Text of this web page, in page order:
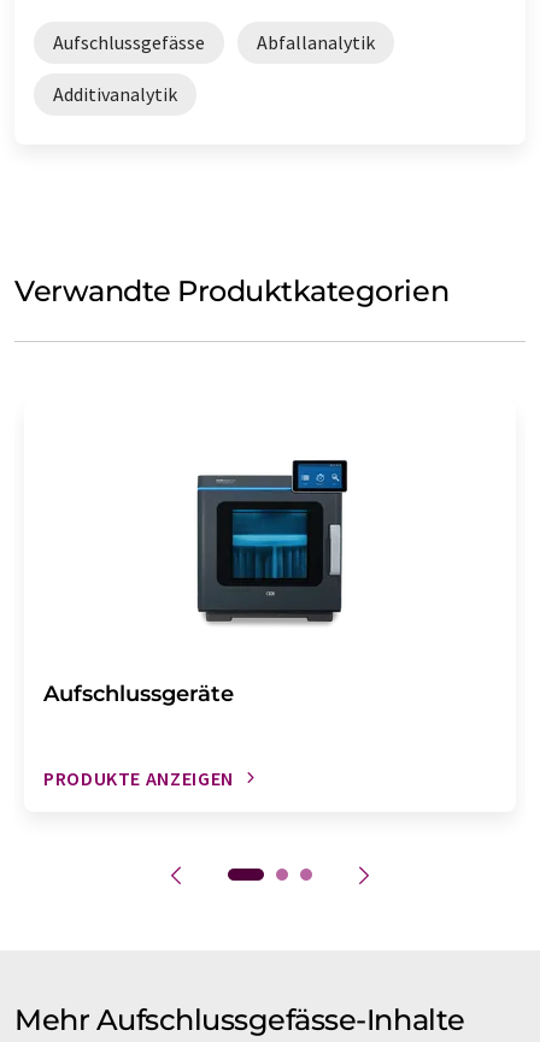
Aufschlussgefässe Abfallanalytik
Additivanalytik
Verwandte Produktkategorien
Aufschlussgeräte
PRODUKTE ANZEIGEN
Mehr Aufschlussgefässe-Inhalte